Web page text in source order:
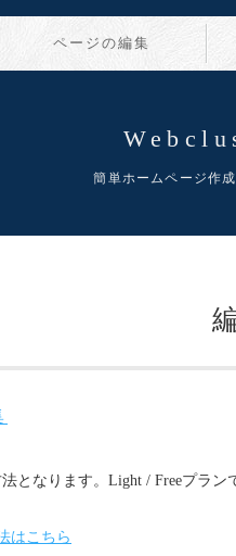
簡単ホームページ作
ページの編集
となります。Light / Freeプラ
はこちら